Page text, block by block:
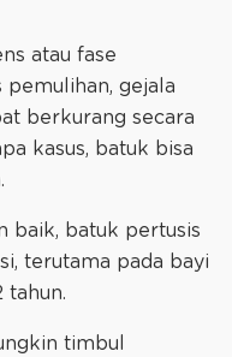
atau fase
pemulihan, gejala
berkurang secara
kasus, batuk bisa
baik, batuk pertusis
terutama pada bayi
tahun.
timbul